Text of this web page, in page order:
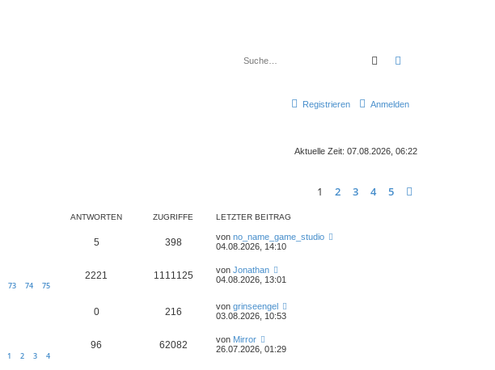
Suche
Anmelden
Registrieren
Aktuelle Zeit: 07.08.2026, 06:22
1 2 3 4 5
ANTWORTEN ZUGRIFFE LETZTER BEITRAG
5 398 von no_name_game_studio
04.08.2026, 14:10
73 74 75
2221 1111125 von Jonathan
04.08.2026, 13:01
0 216 von grinseengel
03.08.2026, 10:53
1 2 3 4
96 62082 von Mirror
26.07.2026, 01:29